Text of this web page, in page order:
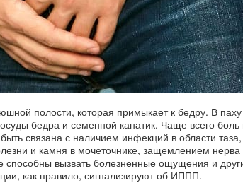
полости, которая примыкает к бедру. В
бедра и семенной канатик. Чаще всего боль
связана с наличием инфекций в области
и камня в мочеточнике, защемлением
вызвать болезненные ощущения и
как правило, сигнализируют об ИППП.